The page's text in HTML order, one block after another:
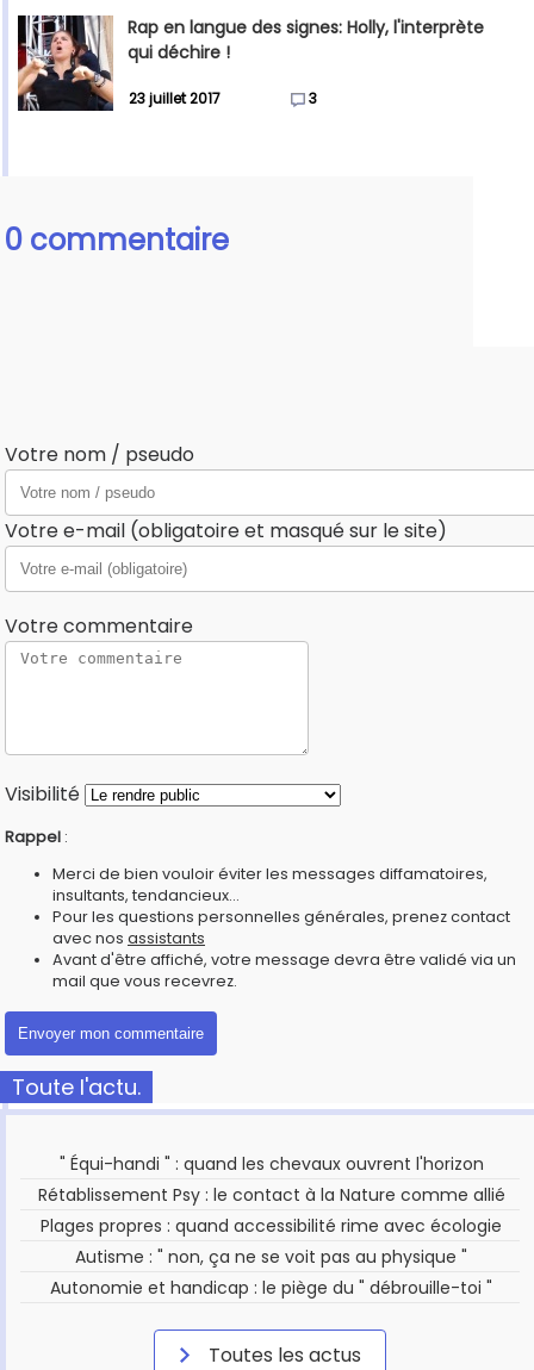
Rap en langue des signes: Holly, l'interprète
qui déchire !
23 juillet 2017 3
0 commentaire
Votre nom / pseudo
Votre e-mail (obligatoire et masqué sur le site)
Votre commentaire
Visibilité
Rappel :
Merci de bien vouloir éviter les messages diffamatoires,
insultants, tendancieux...
Pour les questions personnelles générales, prenez contact
avec nos assistants
Avant d'être affiché, votre message devra être validé via un
mail que vous recevrez.
Toute l'actu.
" Équi-handi " : quand les chevaux ouvrent l'horizon
Rétablissement Psy : le contact à la Nature comme allié
Plages propres : quand accessibilité rime avec écologie
Autisme : " non, ça ne se voit pas au physique "
Autonomie et handicap : le piège du " débrouille-toi "
Toutes les actus